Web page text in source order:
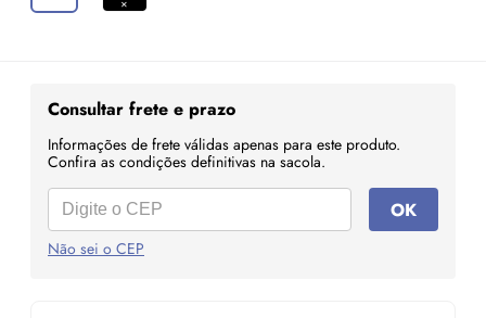
Consultar frete e prazo
Informações de frete válidas apenas para este produto.
Confira as condições definitivas na sacola.
OK
Não sei o CEP